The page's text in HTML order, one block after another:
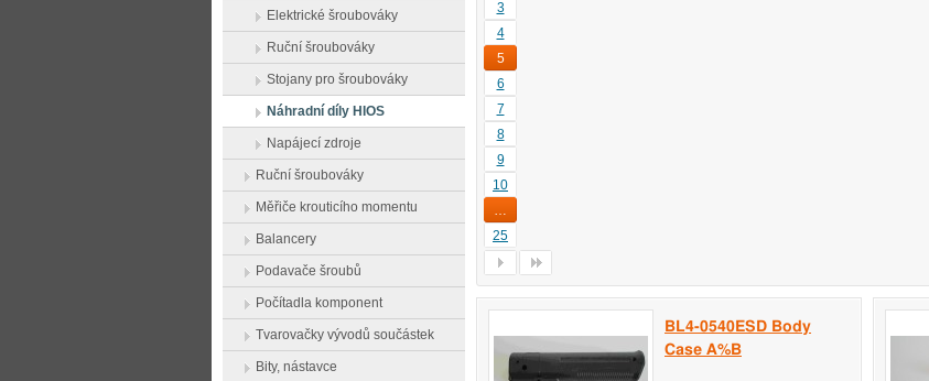
3
4
5
6
7
8
9
10
…
25
BL4-0540ESD Body
Case A%B
Elektrické šroubováky
Ruční šroubováky
Stojany pro šroubováky
Náhradní díly HIOS
Napájecí zdroje
Ruční šroubováky
Měřiče krouticího momentu
Balancery
Podavače šroubů
Počítadla komponent
Tvarovačky vývodů součástek
Bity, nástavce